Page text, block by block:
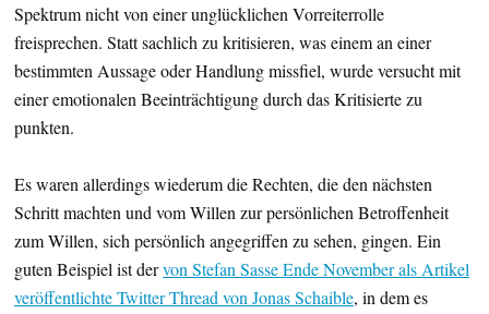
Spektrum nicht von einer unglücklichen Vorreiterrolle
freisprechen. Statt sachlich zu kritisieren, was einem an einer
bestimmten Aussage oder Handlung missfiel, wurde versucht mit
einer emotionalen Beeinträchtigung durch das Kritisierte zu
punkten.
Es waren allerdings wiederum die Rechten, die den nächsten
Schritt machten und vom Willen zur persönlichen Betroffenheit
zum Willen, sich persönlich angegriffen zu sehen, gingen. Ein
guten Beispiel ist dervon Stefan Sasse Ende November als Artikel
veröffentlichte Twitter Thread von Jonas Schaible, in dem es